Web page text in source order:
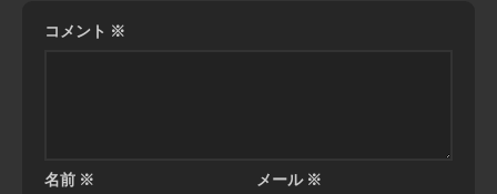
コメント ※
名前 ※ メール※